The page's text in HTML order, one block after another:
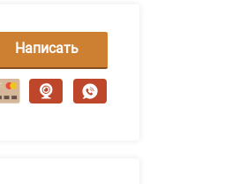
Написать
сообщение